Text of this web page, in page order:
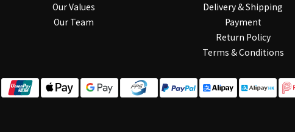
Our Values
Our Team
Delivery & Shipping
Payment
Return Policy
Terms & Conditions